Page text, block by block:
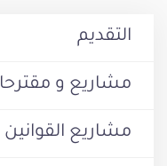
التقديم
مشاريع و
مشاريع القوانين